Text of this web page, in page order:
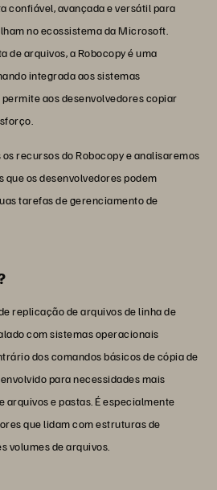
confiável, avançada e versátil para
no ecossistema da Microsoft.
de arquivos, a Robocopy é uma
integrada aos sistemas
aos desenvolvedores copiar
recursos do Robocopy e analisaremos
os desenvolvedores podem
tarefas de gerenciamento de
replicação de arquivos de linha de
com sistemas operacionais
dos comandos básicos de cópia de
para necessidades mais
arquivos e pastas. É especialmente
que lidam com estruturas de
volumes de arquivos.